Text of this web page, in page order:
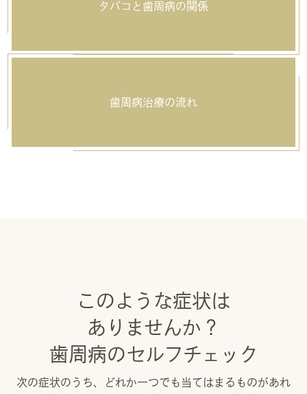
タバコと歯周病の関係
歯周病治療の流れ
このような症状は
ありませんか？
歯周病のセルフチェック
次の症状のうち、どれか一つでも当てはまるものがあれ